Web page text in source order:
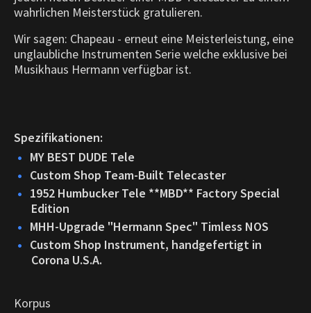
wahrlichen Meisterstück gratulieren.
Wir sagen: Chapeau - erneut eine Meisterleistung, eine
unglaubliche Instrumenten Serie welche exklusive bei
Musikhaus Hermann verfügbar ist.
Spezifikationen:
MY BEST DUDE Tele
Custom Shop Team-Built Telecaster
1952 Humbucker Tele **MBD** Factory Special
Edition
MHH-Upgrade "Hermann Spec" Timless NOS
Custom Shop Instrument, handgefertigt in
Corona U.S.A.
Korpus